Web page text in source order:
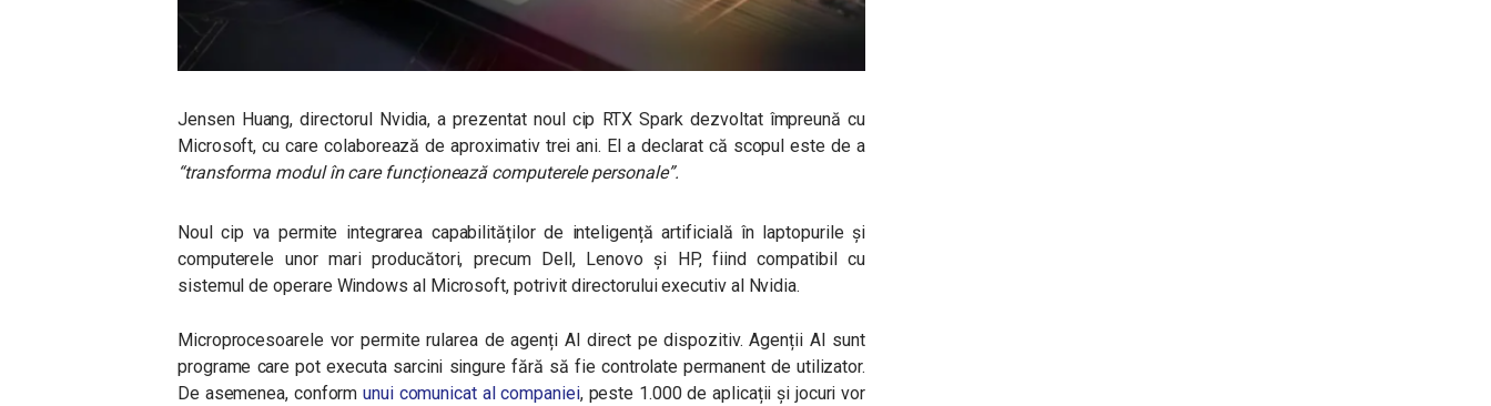
Jensen Huang, directorul Nvidia, a prezentat noul cip RTX Spark dezvoltat împreună cu
Microsoft, cu care colaborează de aproximativ trei ani. El a declarat că scopul este de a
“transforma modul în care funcționează computerele personale”.
Noul cip va permite integrarea capabilităților de inteligență artificială în laptopurile și
computerele unor mari producători, precum Dell, Lenovo și HP, fiind compatibil cu
sistemul de operare Windows al Microsoft, potrivit directorului executiv al Nvidia.
Microprocesoarele vor permite rularea de agenți AI direct pe dispozitiv. Agenții AI sunt
programe care pot executa sarcini singure fără să fie controlate permanent de utilizator.
De asemenea, conformunui comunicat al companiei, peste 1.000 de aplicații și jocuri vor